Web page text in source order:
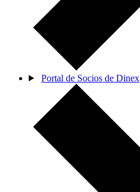
Portal de Socios de Dinex